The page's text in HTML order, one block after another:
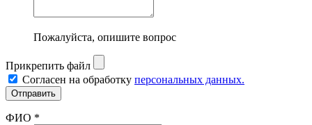
Пожалуйста, опишите вопрос
Прикрепить файл
Согласен на обработку персональных данных.
ФИО *